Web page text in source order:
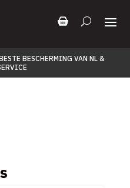
BESCHERMING VAN NL &